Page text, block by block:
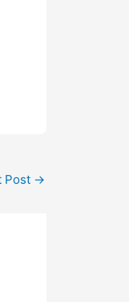
Post →